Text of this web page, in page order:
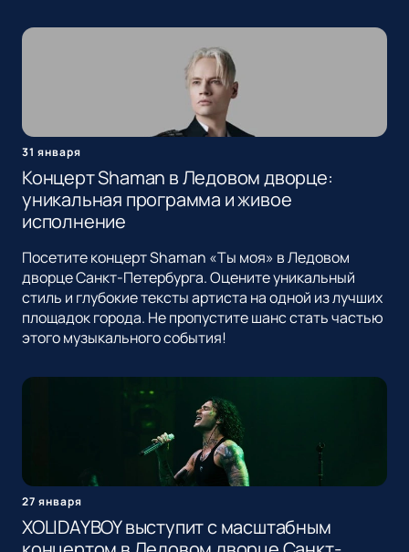
31 января
Концерт Shaman в Ледовом дворце:
уникальная программа и живое
исполнение
Посетите концерт Shaman «Ты моя» в Ледовом
дворце Санкт-Петербурга. Оцените уникальный
стиль и глубокие тексты артиста на одной из лучших
площадок города. Не пропустите шанс стать частью
этого музыкального события!
27 января
XOLIDAYBOY выступит с масштабным